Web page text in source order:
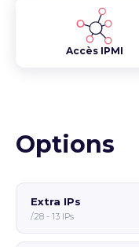
Accès IPMI
Options
Extra IPs
/28 - 13 IPs